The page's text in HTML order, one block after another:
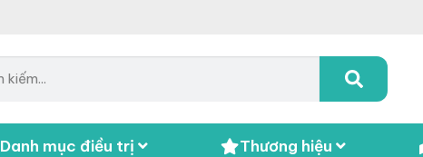
Danh mục điều trị Thương hiệu